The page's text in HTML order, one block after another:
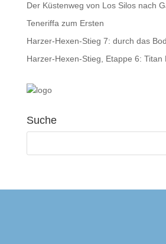
Der Küstenweg von Los Silos nach
Teneriffa zum Ersten
Harzer-Hexen-Stieg 7: durch das
Harzer-Hexen-Stieg, Etappe 6: Titan
Suche